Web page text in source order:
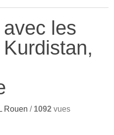
les
Rouen / 1092 vues